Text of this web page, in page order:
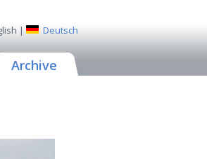
| Deutsch
Archive